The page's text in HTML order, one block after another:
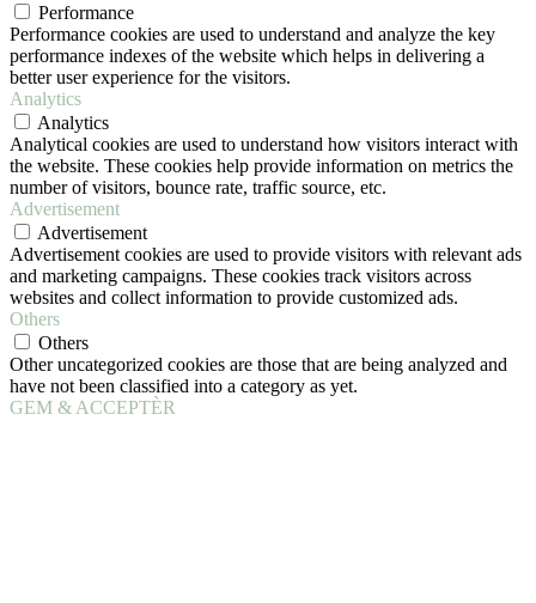
Performance
Performance cookies are used to understand and analyze the key
performance indexes of the website which helps in delivering a
better user experience for the visitors.
Analytics
Analytics
Analytical cookies are used to understand how visitors interact with
the website. These cookies help provide information on metrics the
number of visitors, bounce rate, traffic source, etc.
Advertisement
Advertisement
Advertisement cookies are used to provide visitors with relevant ads
and marketing campaigns. These cookies track visitors across
websites and collect information to provide customized ads.
Others
Others
Other uncategorized cookies are those that are being analyzed and
have not been classified into a category as yet.
GEM & ACCEPTÈR